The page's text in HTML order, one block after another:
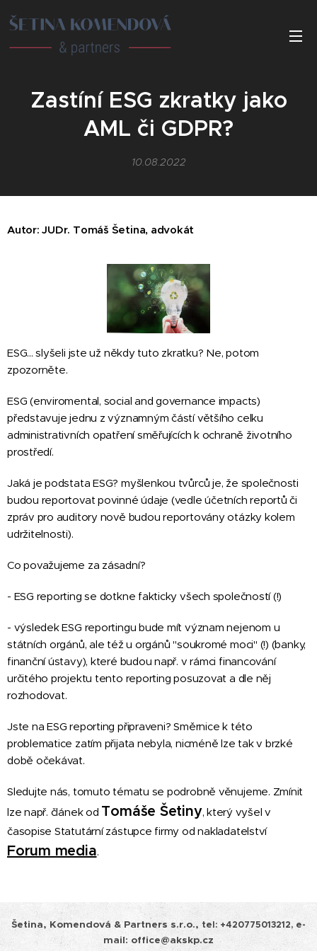
Zastíní ESG zkratky jako
AML či GDPR?
10.08.2022
Autor: JUDr. Tomáš Šetina, advokát
ESG... slyšeli jste už někdy tuto zkratku? Ne, potom
zpozorněte.
ESG (enviromental, social and governance impacts)
představuje jednu z významným částí většího celku
administrativních opatření směřujících k ochraně životního
prostředí.
Jaká je podstata ESG? myšlenkou tvůrců je, že společnosti
budou reportovat povinné údaje (vedle účetních reportů či
zpráv pro auditory nově budou reportovány otázky kolem
udržitelnosti).
Co považujeme za zásadní?
- ESG reporting se dotkne fakticky všech společností (!)
- výsledek ESG reportingu bude mít význam nejenom u
státních orgánů, ale též u orgánů "soukromé moci" (!) (banky,
finanční ústavy), které budou např. v rámci financování
určitého projektu tento reporting posuzovat a dle něj
rozhodovat.
Jste na ESG reporting připraveni? Směrnice k této
problematice zatím přijata nebyla, nicméně lze tak v brzké
době očekávat.
Sledujte nás, tomuto tématu se podrobně věnujeme. Zmínit
lze např. článek od Tomáše Šetiny, který vyšel v
časopise Statutární zástupce firmy od nakladatelství
Forum media.
Šetina, Komendová & Partners s.r.o., tel: +420775013212, e-
mail: office@akskp.cz